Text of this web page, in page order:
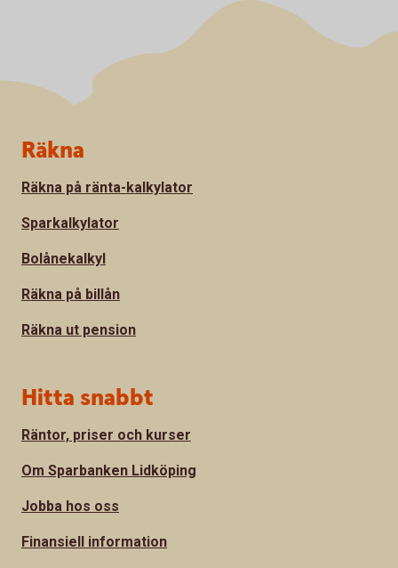
Sidfot
Räkna
Räkna på ränta-kalkylator
Sparkalkylator
Bolånekalkyl
Räkna på billån
Räkna ut pension
Hitta snabbt
Räntor, priser och kurser
Om Sparbanken Lidköping
Jobba hos oss
Finansiell information